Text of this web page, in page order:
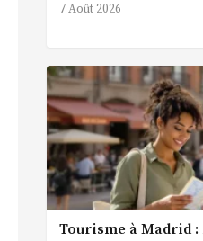
7 Août 2026
Tourisme à Madrid :